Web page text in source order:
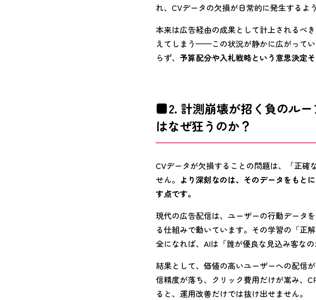
れ、CVデータの欠損が日常的に発生するよ
本来は広告経由の成果として計上されるべ
えてしまう——この状況が静かに広がって
らず、 予算配分や入札戦略という意思決定
2. 計測崩壊が招く負のル
はなぜ狂うのか？
CVデータが欠損することの問題は、「正確
せん。 より深刻なのは、そのデータをもと
す点です。
現代の広告配信は、ユーザーの行動データ
る仕組みで動いています。その学習の「正
全になれば、AIは「誰が優良な見込み客な
結果として、価値の高いユーザーへの配信
信精度が落ち、クリック費用だけが嵩み、
ると、運用改善だけでは抜け出せません。